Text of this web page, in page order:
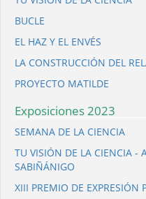
BUCLE
EL HAZ Y EL ENVÉS
LA CONSTRUCCIÓN DEL
PROYECTO MATILDE
Exposiciones 2023
SEMANA DE LA CIENCIA
TU VISIÓN DE LA CIENCIA -
SABIÑÁNIGO
XIII PREMIO DE EXPRESIÓN